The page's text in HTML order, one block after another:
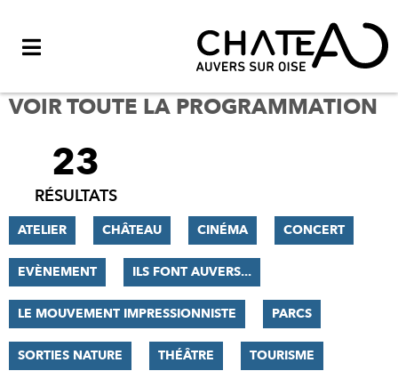
VOIR TOUTE LA PROGRAMMATION
FILTRER
RÉSULTATS
23
RÉSULTATS
ATELIER CHÂTEAU CINÉMA CONCERT
EVÈNEMENT ILS FONT AUVERS...
LE MOUVEMENT IMPRESSIONNISTE PARCS
SORTIES NATURE THÉÂTRE TOURISME